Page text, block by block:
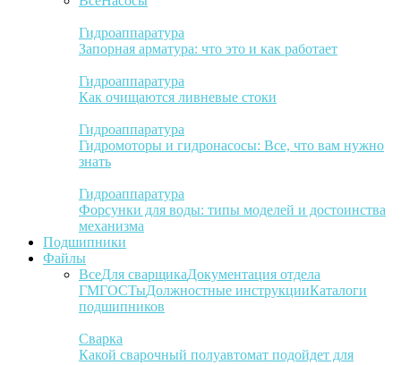
Гидроаппаратура
Запорная арматура: что это и как работает
Гидроаппаратура
Как очищаются ливневые стоки
Гидроаппаратура
Гидромоторы и гидронасосы: Все, что вам нужно
знать
Гидроаппаратура
Форсунки для воды: типы моделей и достоинства
механизма
Подшипники
Файлы
ВсеДля сварщикаДокументация отдела
ГМГОСТыДолжностные инструкцииКаталоги
подшипников
Сварка
Какой сварочный полуавтомат подойдет для